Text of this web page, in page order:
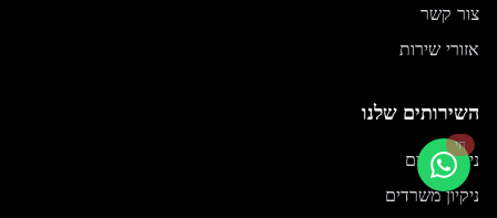
צור קשר
אזורי שירות
השירותים שלנו
ניקיון בתים
ניקיון משרדים
חי